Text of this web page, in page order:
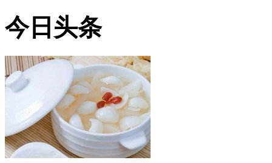
今日头条